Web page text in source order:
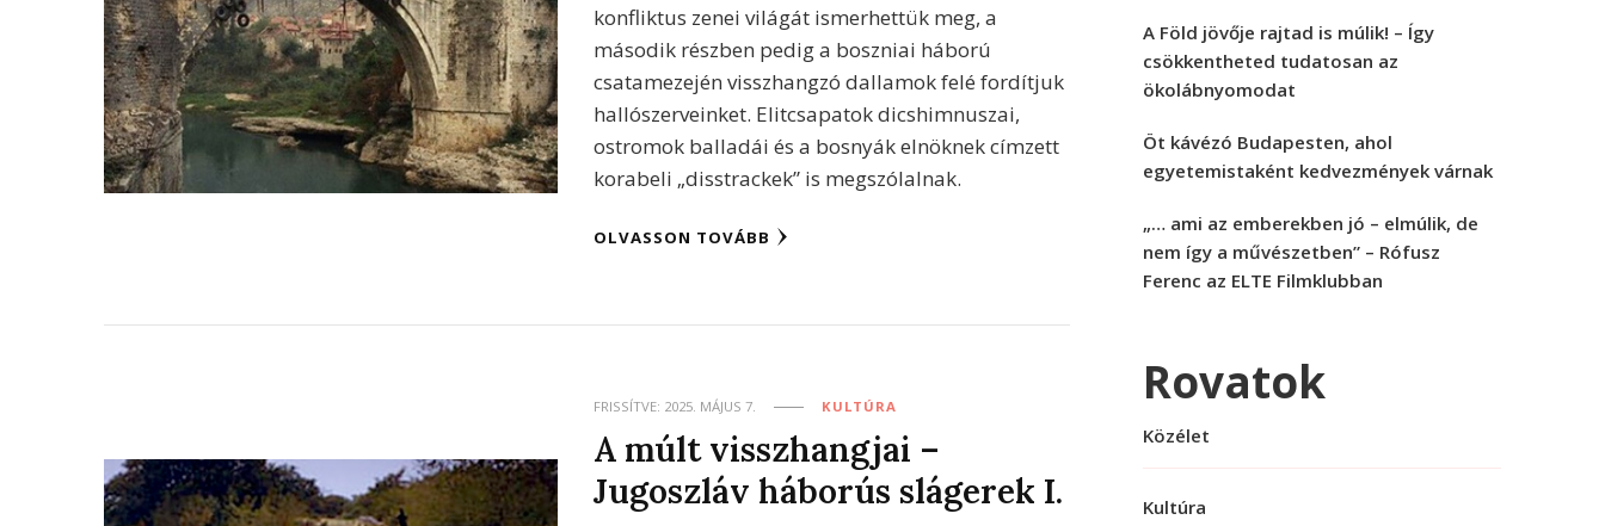
konfliktus zenei világát ismerhettük meg, a
második részben pedig a boszniai háború
csatamezején visszhangzó dallamok felé fordítjuk
hallószerveinket. Elitcsapatok dicshimnuszai,
ostromok balladái és a bosnyák elnöknek címzett
korabeli „disstrackek” is megszólalnak.
OLVASSON TOVÁBB
FRISSÍTVE: 2025. MÁJUS 7. KULTÚRA
A múlt visszhangjai –
Jugoszláv háborús slágerek I.
A Föld jövője rajtad is múlik! – Így
csökkentheted tudatosan az
ökolábnyomodat
Öt kávézó Budapesten, ahol
egyetemistaként kedvezmények várnak
„… ami az emberekben jó – elmúlik, de
nem így a művészetben” – Rófusz
Ferenc az ELTE Filmklubban
Rovatok
Közélet
Kultúra